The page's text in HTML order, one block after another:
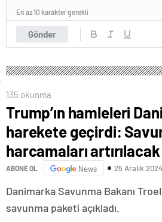
Gönder
En az 10 karakter gerekli
135 okunma
Trump’ın hamleleri
harekete geçirdi:
harcamaları artırılacak
ABONE OL News 25 Aralık
Danimarka Savunma Bakanı
savunma paketi açıkladı.